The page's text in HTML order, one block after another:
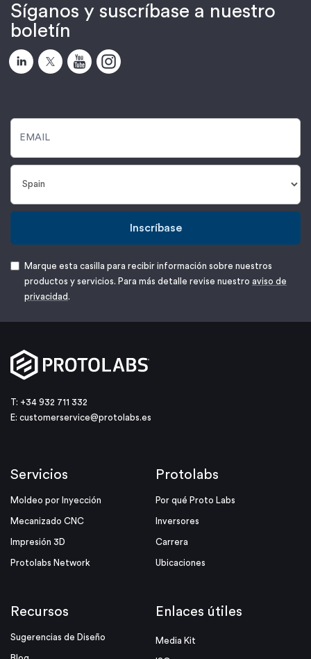
Síganos y suscríbase a nuestro
boletín
Inscríbase
Marque esta casilla para recibir información sobre nuestros
productos y servicios. Para más detalle revise nuestro aviso de
privacidad .
T: +34 932 711 332
E: customerservice@protolabs.es
Servicios
Moldeo por Inyección
Mecanizado CNC
Impresión 3D
Protolabs Network
Protolabs
Por qué Proto Labs
Inversores
Carrera
Ubicaciones
Recursos
Sugerencias de Diseño
Enlaces útiles
Media Kit